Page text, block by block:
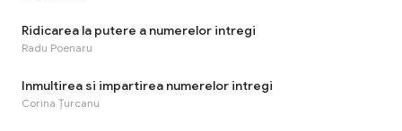
Ridicarea la putere a numerelor intregi
Radu Poenaru
Inmultirea si impartirea numerelor intregi
Corina Țurcanu